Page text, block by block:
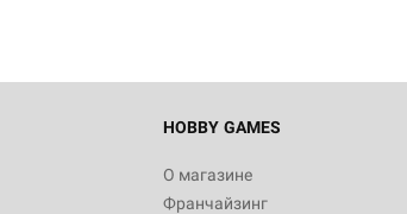
HOBBY GAMES
О магазине
Франчайзинг